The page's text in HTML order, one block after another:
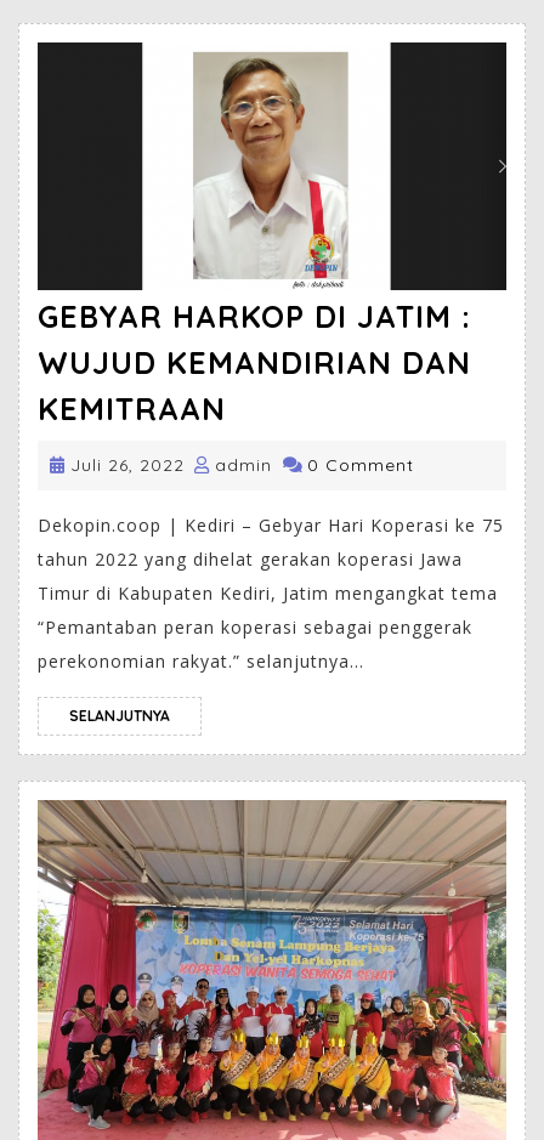
GEBYAR HARKOP DI JATIM :
WUJUD KEMANDIRIAN DAN
KEMITRAAN
Juli 26, 2022 admin 0 Comment
Dekopin.coop | Kediri – Gebyar Hari Koperasi ke 75
tahun 2022 yang dihelat gerakan koperasi Jawa
Timur di Kabupaten Kediri, Jatim mengangkat tema
“Pemantaban peran koperasi sebagai penggerak
perekonomian rakyat.” selanjutnya...
SELANJUTNYA